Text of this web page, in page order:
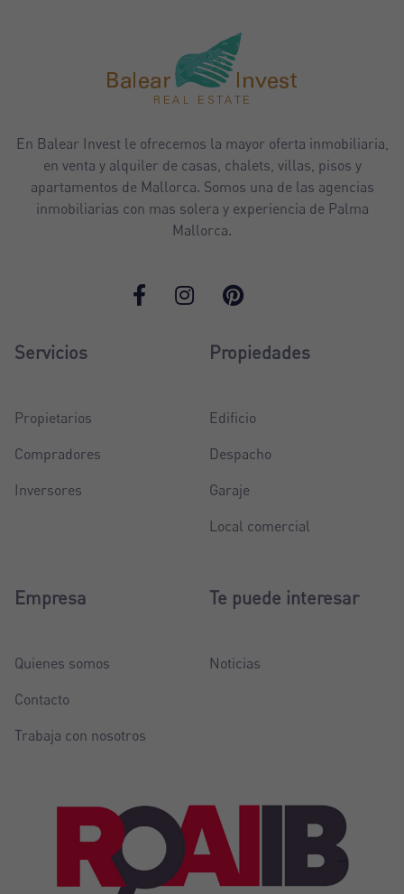
En Balear Invest le ofrecemos la mayor oferta inmobiliaria,
en venta y alquiler de casas, chalets, villas, pisos y
apartamentos de Mallorca. Somos una de las agencias
inmobiliarias con mas solera y experiencia de Palma
Mallorca.
Servicios
Propietarios
Compradores
Inversores
Propiedades
Edificio
Despacho
Garaje
Local comercial
Empresa
Quienes somos
Contacto
Trabaja con nosotros
Te puede interesar
Noticias